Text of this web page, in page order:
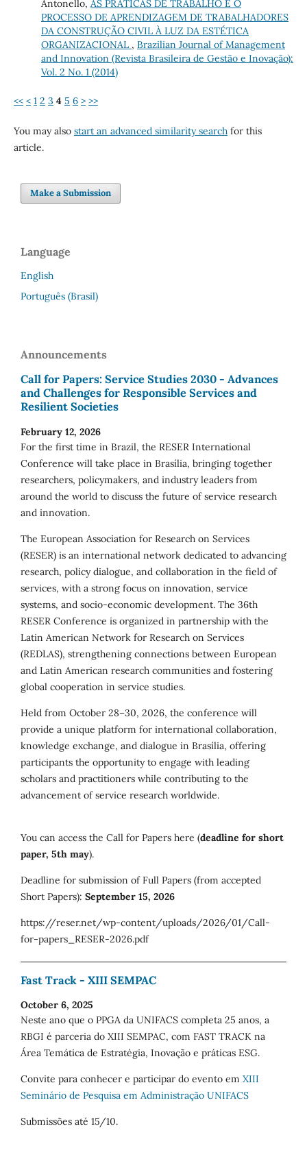
Antonello, AS PRÁTICAS DE TRABALHO E O
PROCESSO DE APRENDIZAGEM DE TRABALHADORES
DA CONSTRUÇÃO CIVIL À LUZ DA ESTÉTICA
ORGANIZACIONAL , Brazilian Journal of Management
and Innovation (Revista Brasileira de Gestão e Inovação):
Vol. 2 No. 1 (2014)
<< < 1 2 3 4 5 6 > >>
You may also start an advanced similarity searchfor this
article.
Make a Submission
Language
English
Português (Brasil)
Announcements
Call for Papers: Service Studies 2030 - Advances
and Challenges for Responsible Services and
Resilient Societies
February 12, 2026
For the first time in Brazil, the RESER International
Conference will take place in Brasília, bringing together
researchers, policymakers, and industry leaders from
around the world to discuss the future of service research
and innovation.
The European Association for Research on Services
(RESER) is an international network dedicated to advancing
research, policy dialogue, and collaboration in the field of
services, with a strong focus on innovation, service
systems, and socio-economic development. The 36th
RESER Conference is organized in partnership with the
Latin American Network for Research on Services
(REDLAS), strengthening connections between European
and Latin American research communities and fostering
global cooperation in service studies.
Held from October 28–30, 2026, the conference will
provide a unique platform for international collaboration,
knowledge exchange, and dialogue in Brasília, offering
participants the opportunity to engage with leading
scholars and practitioners while contributing to the
advancement of service research worldwide.
You can access the Call for Papers here (deadline for short
paper, 5th may).
Deadline for submission of Full Papers (from accepted
Short Papers): September 15, 2026
https://reser.net/wp-content/uploads/2026/01/Call-
for-papers_RESER-2026.pdf
Fast Track - XIII SEMPAC
October 6, 2025
Neste ano que o PPGA da UNIFACS completa 25 anos, a
RBGI é parceria do XIII SEMPAC, com FAST TRACK na
Área Temática de Estratégia, Inovação e práticas ESG.
Convite para conhecer e participar do evento em XIII
Seminário de Pesquisa em Administração UNIFACS
Submissões até 15/10.